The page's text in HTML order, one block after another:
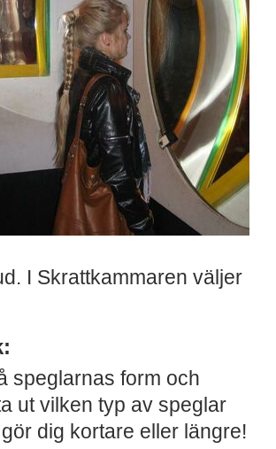
I Skrattkammaren väljer
speglarnas form och
ut vilken typ av speglar
dig kortare eller längre!